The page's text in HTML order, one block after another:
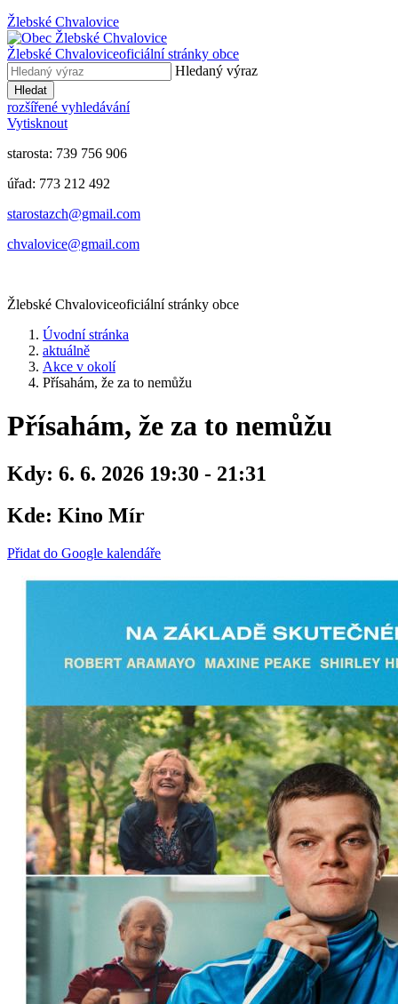
Žlebské Chvalovice
Žlebské Chvaloviceoficiální stránky obce
Hledaný výraz
Hledat
rozšířené vyhledávání
Vytisknout
starosta: 739 756 906
úřad: 773 212 492
​​​​starostazch@gmail.com
​​​​chvalovice@gmail.com
Žlebské Chvaloviceoficiální stránky obce
Úvodní stránka
aktuálně
Akce v okolí
Přísahám, že za to nemůžu
Přísahám, že za to nemůžu
Kdy: 6. 6. 2026 19:30 - 21:31
Kde: Kino Mír
Přidat do Google kalendáře